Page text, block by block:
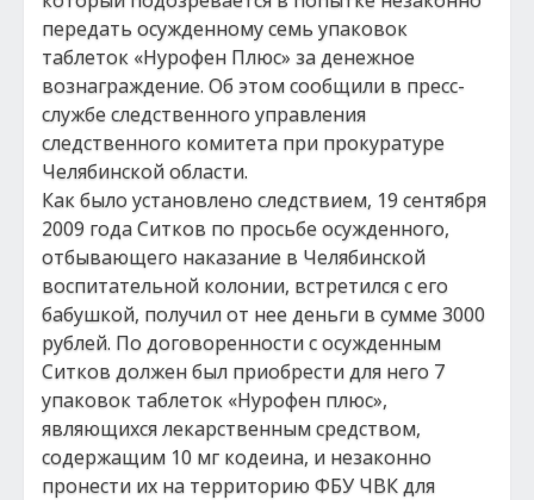
передать осужденному семь упаковок
таблеток «Нурофен Плюс» за денежное
вознаграждение. Об этом сообщили в пресс-
службе следственного управления
следственного комитета при прокуратуре
Челябинской области.
Как было установлено следствием, 19 сентября
2009 года Ситков по просьбе осужденного,
отбывающего наказание в Челябинской
воспитательной колонии, встретился с его
бабушкой, получил от нее деньги в сумме 3000
рублей. По договоренности с осужденным
Ситков должен был приобрести для него 7
упаковок таблеток «Нурофен плюс»,
являющихся лекарственным средством,
содержащим 10 мг кодеина, и незаконно
пронести их на территорию ФБУ ЧВК для